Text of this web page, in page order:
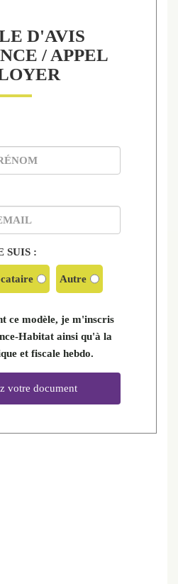
D'AVIS
/ APPEL
SUIS :
Autre
ce modèle, je m'inscris
Habitat ainsi qu'à la
et fiscale hebdo.